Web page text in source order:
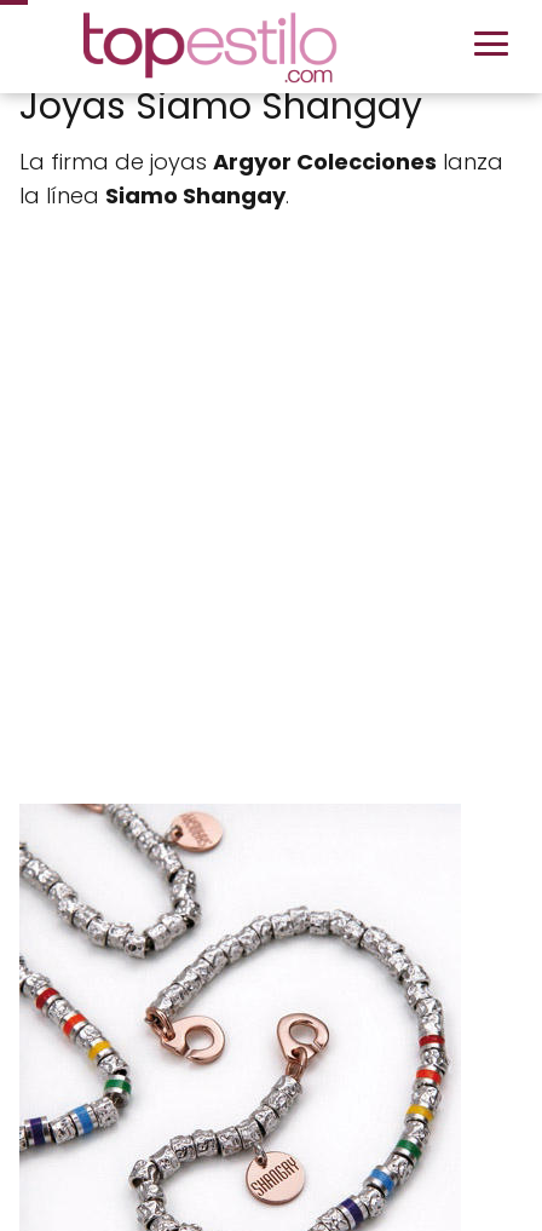
Joyas Siamo Shangay
La firma de joyas Argyor Colecciones lanza
la línea Siamo Shangay.